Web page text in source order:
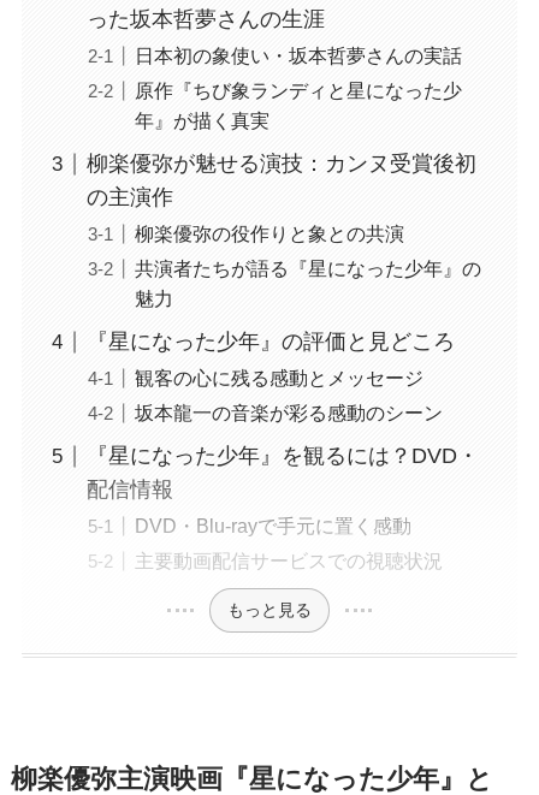
った坂本哲夢さんの生涯
日本初の象使い・坂本哲夢さんの実話
原作『ちび象ランディと星になった少
年』が描く真実
柳楽優弥が魅せる演技：カンヌ受賞後初
の主演作
柳楽優弥の役作りと象との共演
共演者たちが語る『星になった少年』の
魅力
『星になった少年』の評価と見どころ
観客の心に残る感動とメッセージ
坂本龍一の音楽が彩る感動のシーン
『星になった少年』を観るには？DVD・
配信情報
DVD・Blu-rayで手元に置く感動
主要動画配信サービスでの視聴状況
もっと見る
柳楽優弥主演映画『星になった少年』と